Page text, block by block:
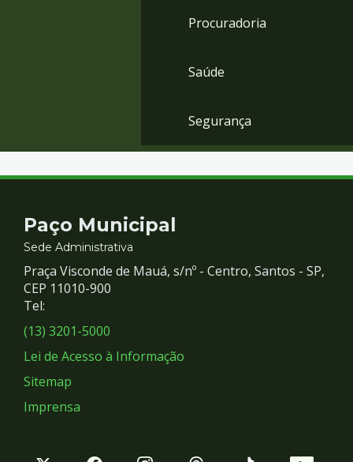
Procuradoria
Saúde
Segurança
Contato
e
Redes
Sociais
Paço Municipal
Sede Administrativa
Praça Visconde de Mauá, s/nº - Centro, Santos - SP,
CEP 11010-900
Tel:
(13) 3201-5000
Lei de Acesso à Informação
Sitemap
Imprensa